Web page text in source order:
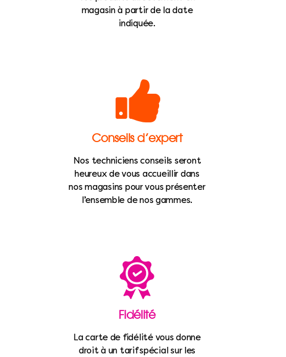
magasin à partir de la date
indiquée.
Conseils d’expert
Nos techniciens conseils seront
heureux de vous accueillir dans
nos magasins pour vous présenter
l’ensemble de nos gammes.
Fidélité
La carte de fidélité vous donne
droit à un tarif spécial sur les